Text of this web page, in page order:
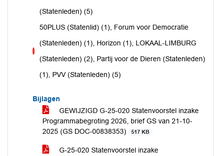
(Statenleden) (5)
tegen
50PLUS (Statenlid) (1), Forum voor Democratie
(Statenleden) (1), Horizon (1), LOKAAL-LIMBURG
(Statenleden) (2), Partij voor de Dieren (Statenleden)
(1), PVV (Statenleden) (5)
Bijlagen
GEWIJZIGD G-25-020 Statenvoorstel inzake
Programmabegroting 2026, brief GS van 21-10-
2025 (GS DOC-00838353)
517 KB
G-25-020 Statenvoorstel inzake